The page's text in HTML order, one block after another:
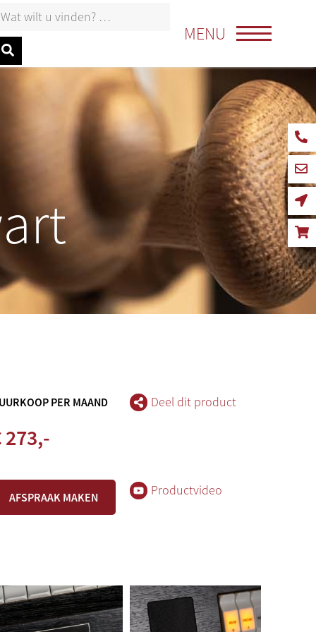
naar:
MENU
PER MAAND
273,-
Deel dit product
AFSPRAAK MAKEN Productvideo